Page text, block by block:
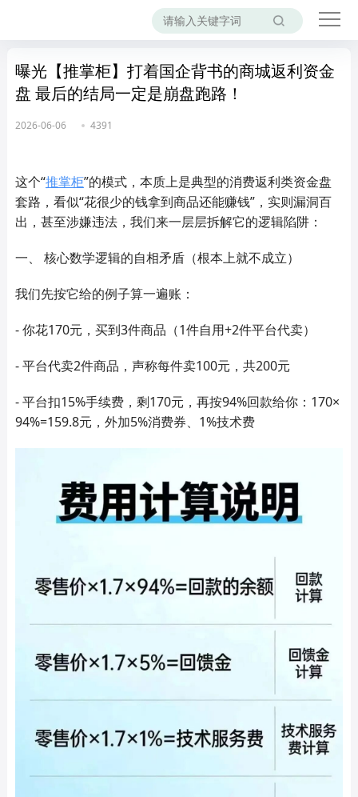
曝光【推掌柜】打着国企背书的商城返利资金
盘 最后的结局一定是崩盘跑路！
2026-06-06 4391
这个“推掌柜”的模式，本质上是典型的消费返利类资金盘
套路，看似“花很少的钱拿到商品还能赚钱”，实则漏洞百
出，甚至涉嫌违法，我们来一层层拆解它的逻辑陷阱：
一、 核心数学逻辑的自相矛盾（根本上就不成立）
我们先按它给的例子算一遍账：
- 你花170元，买到3件商品（1件自用+2件平台代卖）
- 平台代卖2件商品，声称每件卖100元，共200元
- 平台扣15%手续费，剩170元，再按94%回款给你：170×
94%=159.8元，外加5%消费券、1%技术费